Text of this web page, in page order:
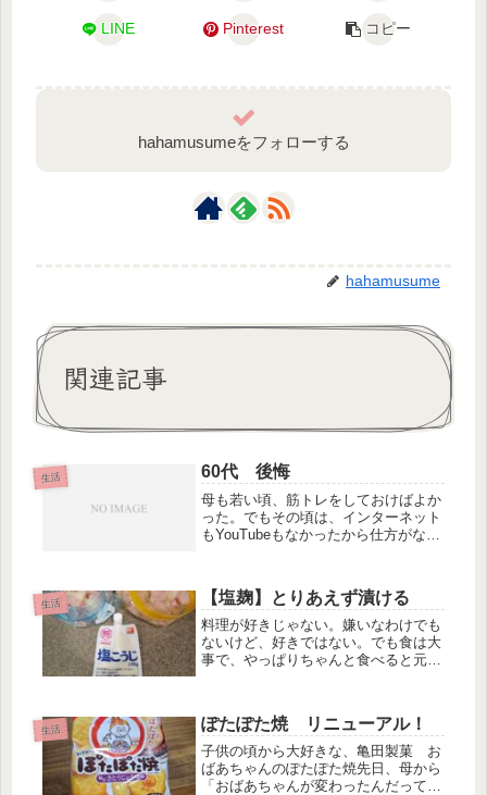
LINE Pinterest コピー
hahamusumeをフォローする
hahamusume
関連記事
生活 60代 後悔
母も若い頃、筋トレをしておけばよか
った。でもその頃は、インターネット
もYouTubeもなかったから仕方がない
来てエアロビクスに通ったこともあっ
たの。だけど毎回帰りには友達と...
生活 【塩麹】とりあえず漬ける
料理が好きじゃない。嫌いなわけでも
ないけど、好きではない。でも食は大
事で、やっぱりちゃんと食べると元気
漬けておくだけ。写真は鶏むね肉。あ
とは夕飯作りの時、適当に思い立った
も...
生活 ぽたぽた焼 リニューアル！
子供の頃から大好きな、亀田製菓 お
ばあちゃんのぽたぽた焼先日、母から
「おばあちゃんが変わったんだって」